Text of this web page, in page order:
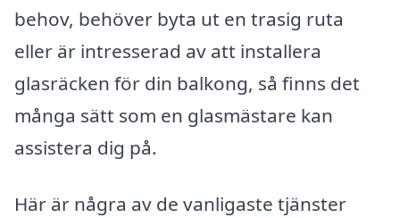
behov, behöver byta ut en trasig ruta
eller är intresserad av att installera
glasräcken för din balkong, så finns det
många sätt som en glasmästare kan
assistera dig på.
Här är några av de vanligaste tjänster